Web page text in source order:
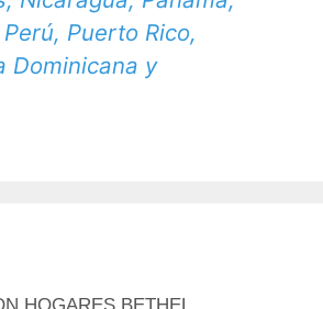
Puerto Rico,
Dominicana y
HOGARES BETHEL